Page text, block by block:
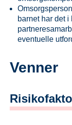
barnet har det
eventuelle
Venner